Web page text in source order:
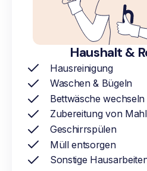
Haushalt &
Hausreinigung
Waschen & Bügeln
Bettwäsche wechseln
Zubereitung von
Geschirrspülen
Müll entsorgen
Sonstige